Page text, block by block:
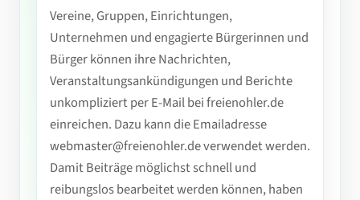
Vereine, Gruppen, Einrichtungen,
Unternehmen und engagierte Bürgerinnen und
Bürger können ihre Nachrichten,
Veranstaltungsankündigungen und Berichte
unkompliziert per E-Mail bei freienohler.de
einreichen. Dazu kann die Emailadresse
webmaster@freienohler.de verwendet werden.
Damit Beiträge möglichst schnell und
reibungslos bearbeitet werden können, haben